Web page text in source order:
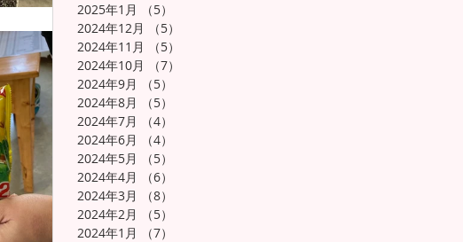
2025年1月
（5）
2024年12月
（5）
2024年11月
（5）
2024年10月
（7）
2024年9月
（5）
2024年8月
（5）
2024年7月
（4）
2024年6月
（4）
2024年5月
（5）
2024年4月
（6）
2024年3月
（8）
2024年2月
（5）
2024年1月
（7）